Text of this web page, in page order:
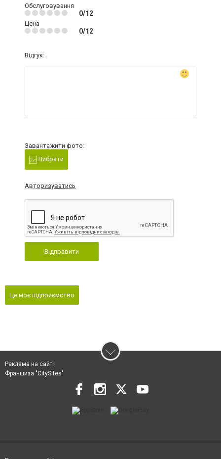
Обслуговування
0/12
Цена
0/12
Відгук:
Завантажити фото:
Вибрати
Авторизуватись
Відправити
Це моє підприємство
Реклама на сайті
Франшиза "CitySites"